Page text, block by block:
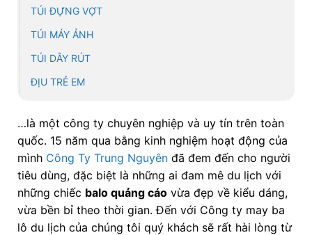
TÚI ĐỰNG VỢT
TÚI MÁY ẢNH
TÚI DÂY RÚT
ĐỊU TRẺ EM
…là một công ty chuyên nghiệp và uy tín trên toàn
quốc. 15 năm qua bằng kinh nghiệm hoạt động của
mình Công Ty Trung Nguyênđã đem đến cho người
tiêu dùng, đặc biệt là những ai đam mê du lịch với
những chiếc balo quảng cáovừa đẹp về kiểu dáng,
vừa bền bỉ theo thời gian. Đến với Công ty may ba
lô du lịch của chúng tôi quý khách sẽ rất hài lòng từ